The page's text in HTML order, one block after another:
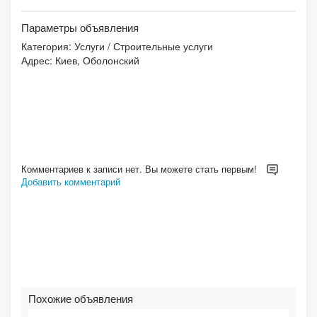
Параметры объявления
Категория: Услуги / Строительные услуги
Адрес: Киев, Оболонский
Комментариев к записи нет. Вы можете стать первым!
Добавить комментарий
Похожие объявления